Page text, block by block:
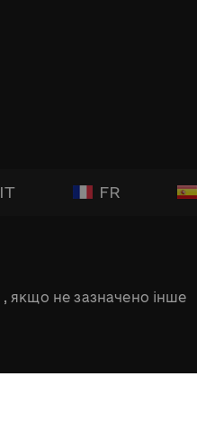
IT FR
, якщо не зазначено інше